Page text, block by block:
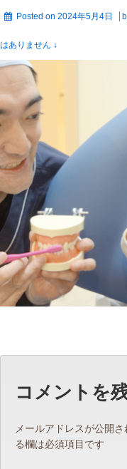
Posted on 2024年5月4日
はありません ↓
コメントを
メールアドレスが公開さ
る欄は必須項目です